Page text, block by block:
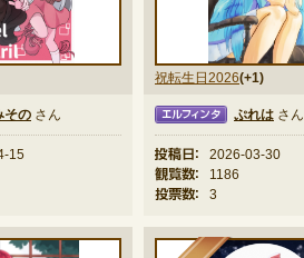
その さん
15
祝転生日2026(+1)
ぷれは さん
投稿日：
2026-03-30
観覧数：
1186
投票数：
3
★